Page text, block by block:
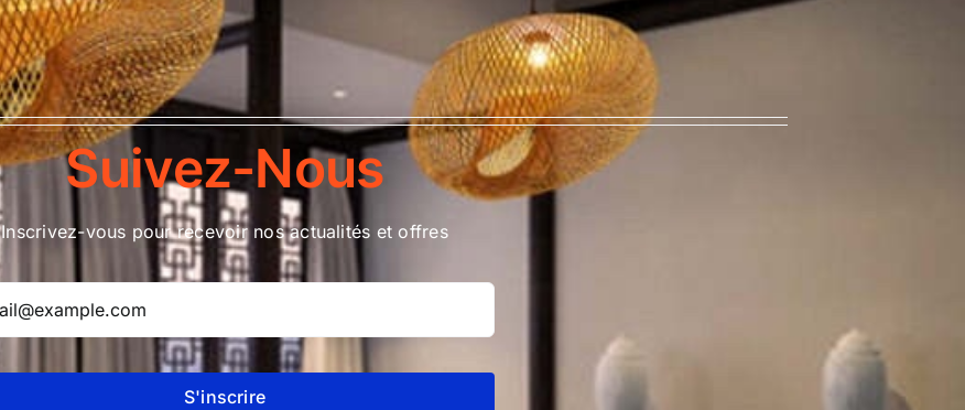
Suivez-Nous
Inscrivez-vous pour recevoir nos actualités et offres
S'inscrire